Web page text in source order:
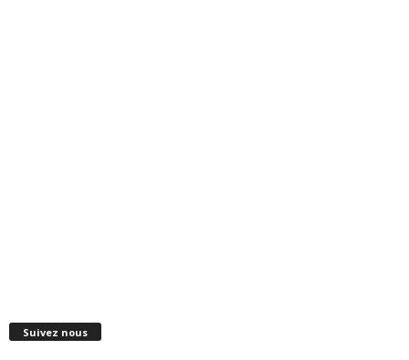
Suivez nous